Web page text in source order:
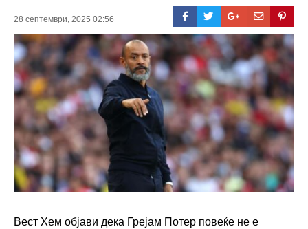
28 септември, 2025 02:56
Вест Хем објави дека Грејам Потер повеќе не е